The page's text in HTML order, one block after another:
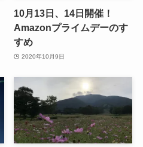
10月13日、14日開催！
Amazonプライムデーのす
すめ
2020年10月9日